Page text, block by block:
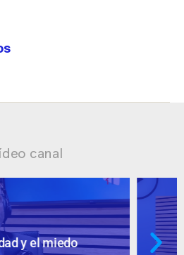
canal
cuestionables